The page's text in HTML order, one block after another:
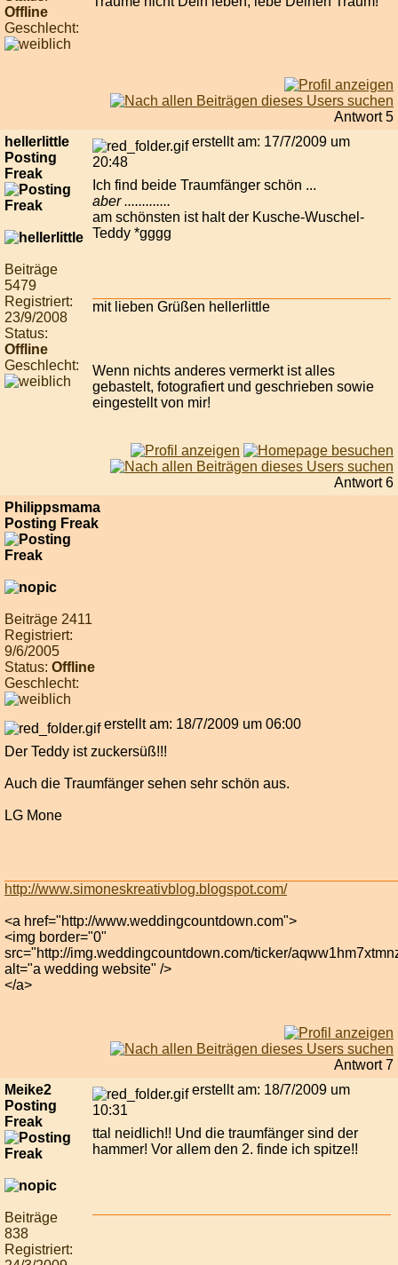
Offline
Geschlecht:
Antwort 5
hellerlittle
Posting
Freak
Beiträge
5479
Registriert:
23/9/2008
Status:
Offline
Geschlecht:
erstellt am: 17/7/2009 um
20:48
Ich find beide Traumfänger schön ...
aber .............
am schönsten ist halt der Kusche-Wuschel-
Teddy *gggg
mit lieben Grüßen hellerlittle
Wenn nichts anderes vermerkt ist alles
gebastelt, fotografiert und geschrieben sowie
eingestellt von mir!
Antwort 6
Philippsmama
Posting Freak
Beiträge 2411
Registriert:
9/6/2005
Status: Offline
Geschlecht:
erstellt am: 18/7/2009 um 06:00
Der Teddy ist zuckersüß!!!
Auch die Traumfänger sehen sehr schön aus.
LG Mone
http://www.simoneskreativblog.blogspot.com/
<a href="http://www.weddingcountdown.com">
<img border="0"
src="http://img.weddingcountdown.com/ticker/
alt="a wedding website" />
</a>
Antwort 7
Meike2
Posting
Freak
Beiträge
838
Registriert:
erstellt am: 18/7/2009 um
10:31
ttal neidlich!! Und die traumfänger sind der
hammer! Vor allem den 2. finde ich spitze!!